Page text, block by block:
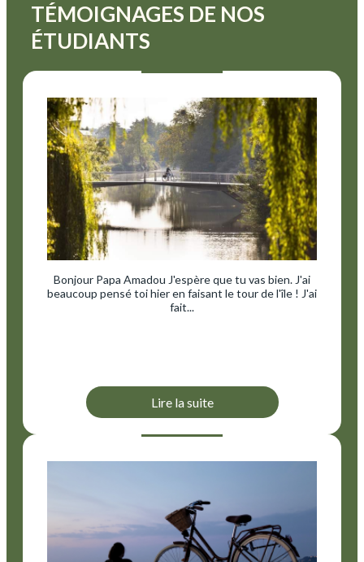
TÉMOIGNAGES DE NOS
ÉTUDIANTS
Bonjour Papa Amadou J'espère que tu vas bien. J'ai
beaucoup pensé toi hier en faisant le tour de l'île ! J'ai
fait...
Lire la suite